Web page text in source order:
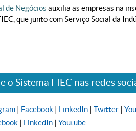
de Negócios auxilia as empresas na
que junto com Serviço Social da
o Sistema FIEC nas redes
| Facebook | LinkedIn | Twitter |
| LinkedIn | Youtube